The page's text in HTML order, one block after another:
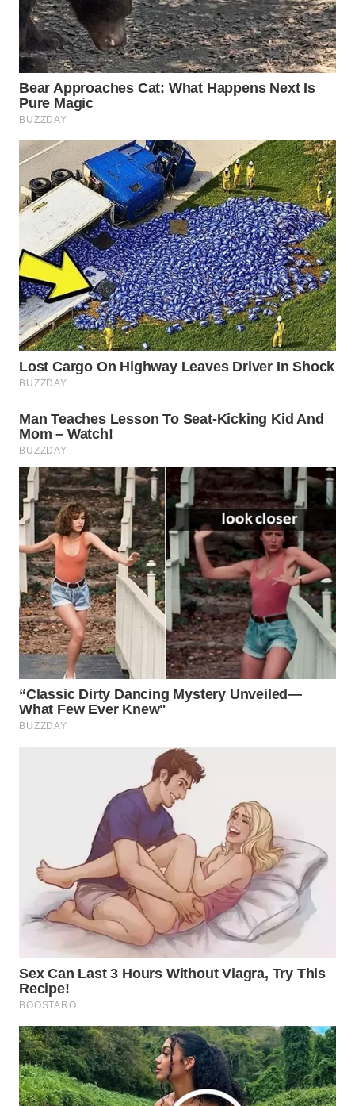
WN
BEKASI
WN
BOGOR
WN
DEPOK
WN
TAPANULI
UTARA
WN
SAMOSIR
WN
PADANG
LAWAS
SUMEDANG
WN
CIANJUR
WN
KEPULAUAN
SERIBU
WN
TANGERANG
WN
BINJAI
WN
CIREBON
WN
MAJALENGKA
SUBANG
WN
WN
PURWAKARTA